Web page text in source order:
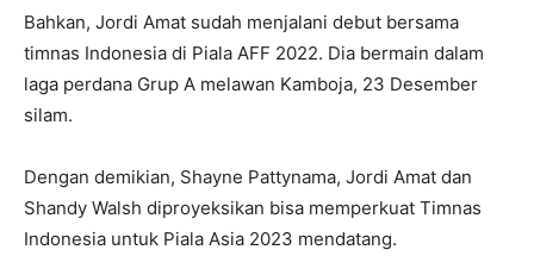
Bahkan, Jordi Amat sudah menjalani debut bersama
timnas Indonesia di Piala AFF 2022. Dia bermain dalam
laga perdana Grup A melawan Kamboja, 23 Desember
silam.
Dengan demikian, Shayne Pattynama, Jordi Amat dan
Shandy Walsh diproyeksikan bisa memperkuat Timnas
Indonesia untuk Piala Asia 2023 mendatang.